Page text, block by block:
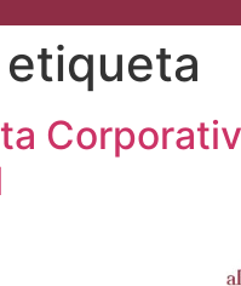
etiqueta